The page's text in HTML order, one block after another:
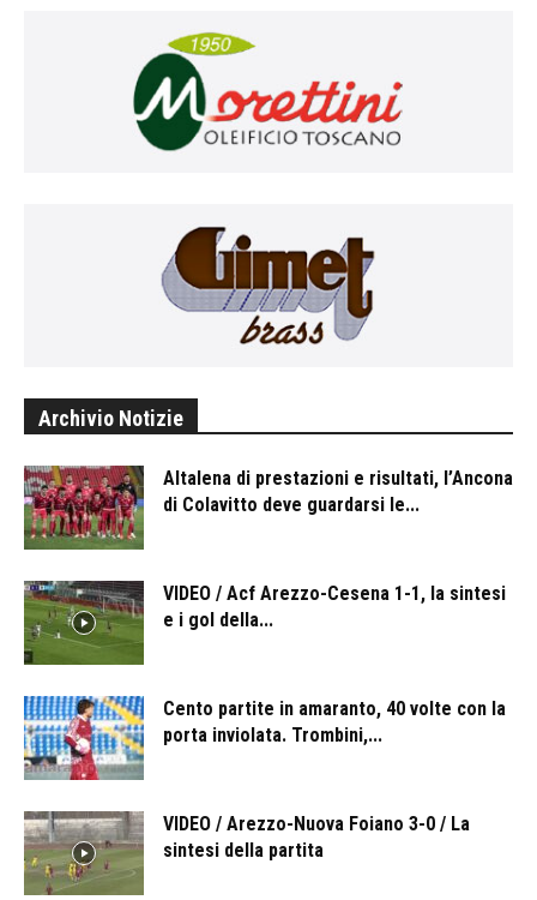
Archivio Notizie
Altalena di prestazioni e risultati, l’Ancona
di Colavitto deve guardarsi le...
VIDEO / Acf Arezzo-Cesena 1-1, la sintesi
e i gol della...
Cento partite in amaranto, 40 volte con la
porta inviolata. Trombini,...
VIDEO / Arezzo-Nuova Foiano 3-0 / La
sintesi della partita